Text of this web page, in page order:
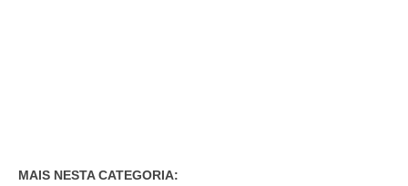
MAIS NESTA CATEGORIA: